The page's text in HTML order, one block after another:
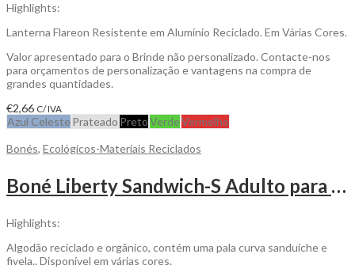
Highlights:
Lanterna Flareon Resistente em Alumínio Reciclado. Em Várias Cores.
Valor apresentado para o Brinde não personalizado. Contacte-nos
para orçamentos de personalização e vantagens na compra de
grandes quantidades.
€2,66 C/ IVA
Azul Celeste Prateado PretoVerdeVermelho
Bonés, Ecológicos-Materiais Reciclados
Boné Liberty Sandwich-S Adulto para Personalizar
Highlights:
Algodão reciclado e orgânico, contém uma pala curva sanduíche e
fivela.. Disponível em várias cores.